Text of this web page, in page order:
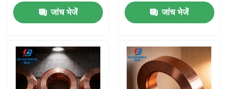
होम
उत्पाद
वीडियो
जांच भेजें जांच भेजें